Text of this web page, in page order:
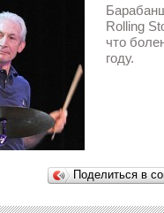
Rolling
что
году.
Поделиться в